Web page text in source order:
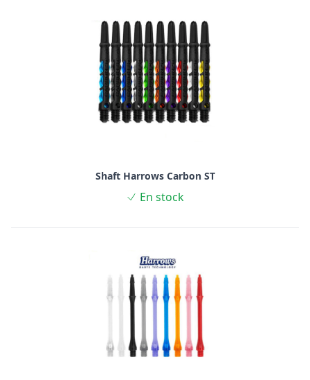
Shaft Harrows Carbon ST
En stock